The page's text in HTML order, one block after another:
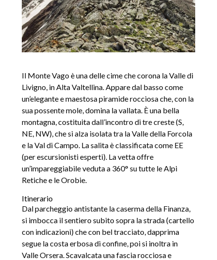
Il Monte Vago è una delle cime che corona la Valle di
Livigno, in Alta Valtellina. Appare dal basso come
un’elegante e maestosa piramide rocciosa che, con la
sua possente mole, domina la vallata. È una bella
montagna, costituita dall’incontro di tre creste (S,
NE, NW), che si alza isolata tra la Valle della Forcola
e la Val di Campo. La salita è classificata come EE
(per escursionisti esperti). La vetta offre
un’impareggiabile veduta a 360° su tutte le Alpi
Retiche e le Orobie.
Itinerario
Dal parcheggio antistante la caserma della Finanza,
si imbocca il sentiero subito sopra la strada (cartello
con indicazioni) che con bel tracciato, dapprima
segue la costa erbosa di confine, poi si inoltra in
Valle Orsera. Scavalcata una fascia rocciosa e